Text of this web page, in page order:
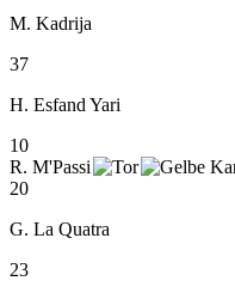
M. Kadrija
37
H. Esfand Yari
10
R. M'Passi
20
G. La Quatra
23